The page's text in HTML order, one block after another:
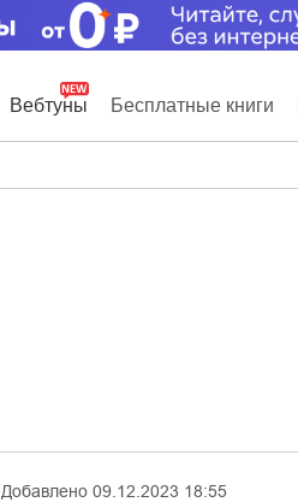
Вебтуны Бесплатные книги
Добавлено 09.12.2023 18:55